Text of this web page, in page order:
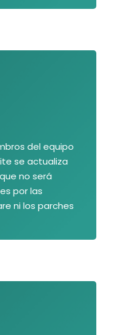
del equipo
se actualiza
no será
por las
ni los parches